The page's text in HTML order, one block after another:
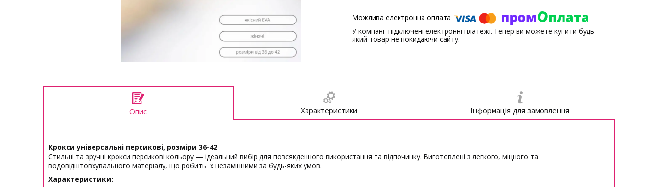
У компанії підключені електронні платежі. Тепер ви можете купити будь-
який товар не покидаючи сайту.
Опис Характеристики Інформація для замовлення
Крокси універсальні персикові, розміри 36-42
Стильні та зручні крокси персикові кольору — ідеальний вибір для повсякденного використання та відпочинку. Виготовлені з легкого, міцного та
водовідштовхувального матеріалу, що робить їх незамінними за будь-яких умов.
Характеристики: